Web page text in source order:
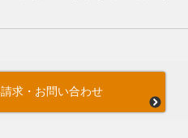
求・お問い合わせ